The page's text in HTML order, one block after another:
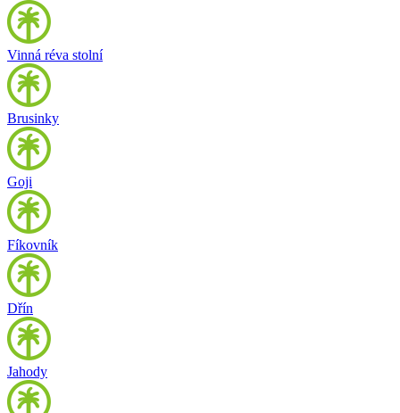
Vinná réva stolní
Brusinky
Goji
Fíkovník
Dřín
Jahody